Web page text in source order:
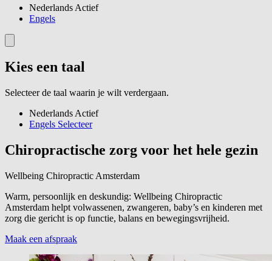
Nederlands Actief
Engels
Kies een taal
Selecteer de taal waarin je wilt verdergaan.
Nederlands Actief
Engels Selecteer
Chiropractische zorg voor het hele gezin
Wellbeing Chiropractic Amsterdam
Warm, persoonlijk en deskundig: Wellbeing Chiropractic
Amsterdam helpt volwassenen, zwangeren, baby’s en kinderen met
zorg die gericht is op functie, balans en bewegingsvrijheid.
Maak een afspraak